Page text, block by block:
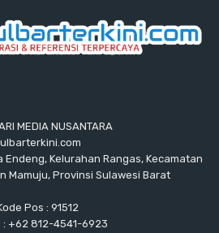
MEDIA NUSANTARA
Kelurahan Rangas, Kecamatan
Mamuju, Provinsi Sulawesi Barat
Pos : 91512
: +62 812-4541-6923